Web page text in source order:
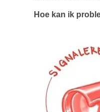
Hoe kan ik